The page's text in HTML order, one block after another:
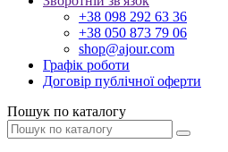
+38 098 292 63 36
+38 050 873 79 06
shop@ajour.com
Графік роботи
Договір публічної оферти
Пошук по каталогу